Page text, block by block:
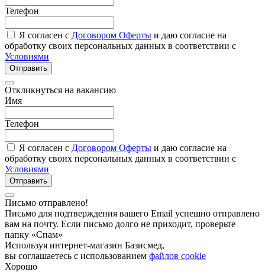
Телефон
Я согласен с Договором Оферты и даю согласие на
обработку своих персональных данных в соответствии с
Условиями
Отправить
Откликнуться на вакансию
Имя
Телефон
Я согласен с Договором Оферты и даю согласие на
обработку своих персональных данных в соответствии с
Условиями
Отправить
Письмо отправлено!
Письмо для подтверждения вашего Email успешно отправлено
вам на почту. Если письмо долго не приходит, проверьте
папку «Спам»
Используя интернет-магазин Базисмед,
вы соглашаетесь с использованием файлов cookie
Хорошо